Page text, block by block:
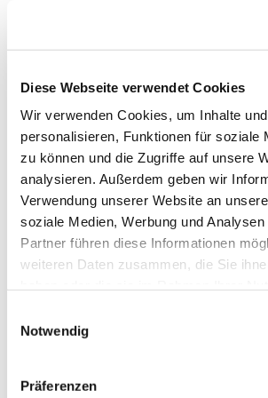
Diese Webseite verwendet Cookies
Wir verwenden Cookies, um Inhalte
personalisieren, Funktionen für soziale
zu können und die Zugriffe auf unsere
analysieren. Außerdem geben wir
Verwendung unserer Website an
soziale Medien, Werbung und
Partner führen diese Informationen
weiteren Daten zusammen, die Sie
Notwendig
Präferenzen
Michael Schütz war von 2010 bis